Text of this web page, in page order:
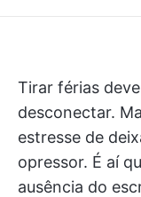
Tirar férias
desconectar.
estresse de
opressor. É aí
ausência do